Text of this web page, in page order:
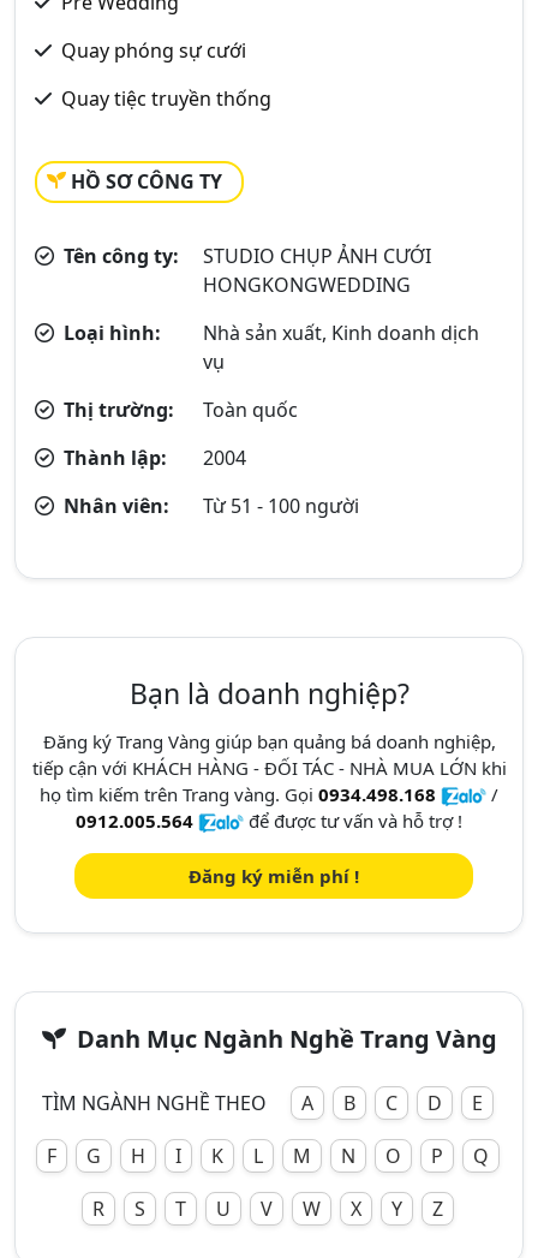
Quay phóng sự cưới
Quay tiệc truyền thống
HỒ SƠ CÔNG TY
Tên công ty:
STUDIO CHỤP ẢNH CƯỚI
HONGKONGWEDDING
Loại hình:
Nhà sản xuất, Kinh doanh dịch
vụ
Thị trường:
Toàn quốc
Thành lập:
2004
Nhân viên:
Từ 51 - 100 người
Bạn là doanh nghiệp?
Đăng ký Trang Vàng giúp bạn quảng bá doanh nghiệp,
tiếp cận với KHÁCH HÀNG - ĐỐI TÁC - NHÀ MUA LỚN khi
họ tìm kiếm trên Trang vàng. Gọi 0934.498.168
/
0912.005.564
để được tư vấn và hỗ trợ !
Đăng ký miễn phí !
Danh Mục Ngành Nghề Trang Vàng
TÌM NGÀNH NGHỀ THEO A B C D
E
F
G H I K L M N O P
Q
R
S T U V W X Y Z